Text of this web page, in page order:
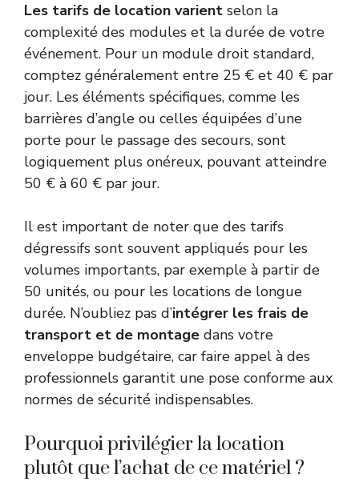
Les tarifs de location varient selon la
complexité des modules et la durée de votre
événement. Pour un module droit standard,
comptez généralement entre 25 € et 40 € par
jour. Les éléments spécifiques, comme les
barrières d’angle ou celles équipées d’une
porte pour le passage des secours, sont
logiquement plus onéreux, pouvant atteindre
50 € à 60 € par jour.
Il est important de noter que des tarifs
dégressifs sont souvent appliqués pour les
volumes importants, par exemple à partir de
50 unités, ou pour les locations de longue
durée. N’oubliez pas d’intégrer les frais de
transport et de montage dans votre
enveloppe budgétaire, car faire appel à des
professionnels garantit une pose conforme aux
normes de sécurité indispensables.
Pourquoi privilégier la location
plutôt que l’achat de ce matériel ?